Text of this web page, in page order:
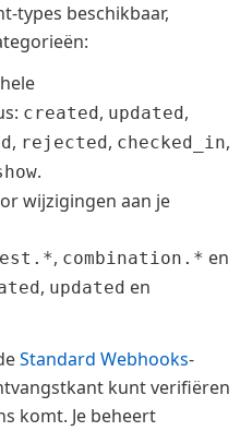
types beschikbaar,
created, updated,
, rejected, checked_in,
.
wijzigingen aan je
, combination.* en
, updated en
Standard Webhooks-
kunt verifiëren
komt. Je beheert